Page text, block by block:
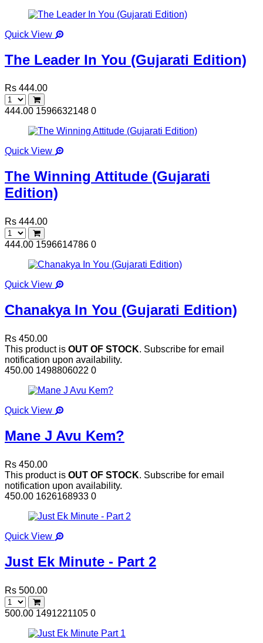
Quick View
The Leader In You (Gujarati Edition)
Rs 444.00
444.00 1596632148 0
Quick View
The Winning Attitude (Gujarati
Edition)
Rs 444.00
444.00 1596614786 0
Quick View
Chanakya In You (Gujarati Edition)
Rs 450.00
This product is OUT OF STOCK. Subscribe for email
notification upon availability.
450.00 1498806022 0
Quick View
Mane J Avu Kem?
Rs 450.00
This product is OUT OF STOCK. Subscribe for email
notification upon availability.
450.00 1626168933 0
Quick View
Just Ek Minute - Part 2
Rs 500.00
500.00 1491221105 0